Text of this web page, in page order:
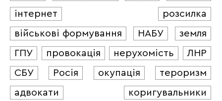
інтернет
розсилка
військові формування
НАБУ
земля
ГПУ
провокація нерухомість
ЛНР
СБУ
Росія окупація
тероризм
адвокати
коригувальники